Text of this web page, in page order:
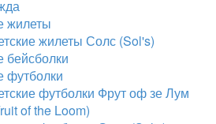
жилеты
жилеты Солс (Sol's)
бейсболки
футболки
футболки Фрут оф зе Лум
of the Loom)